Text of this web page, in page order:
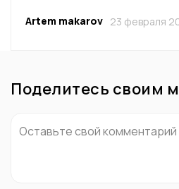
Artem makarov 23 февраля
Поделитесь своим